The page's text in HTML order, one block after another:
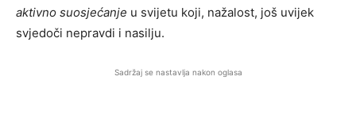
aktivno suosjećanje u svijetu koji, nažalost, još uvijek
svjedoči nepravdi i nasilju.
Sadržaj se nastavlja nakon oglasa